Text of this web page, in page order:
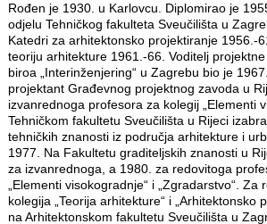
Rođen je 1930. u Karlovcu. Diplomirao je
odjelu Tehničkog fakulteta Sveučilišta u
Katedri za arhitektonsko projektiranje 1956.-
teoriju arhitekture 1961.-66. Voditelj
biroa „Interinženjering“ u Zagrebu bio je
projektant Građevnog projektnog zavoda u
izvanrednoga profesora za kolegij „Elementi
Tehničkom fakultetu Sveučilišta u Rijeci
tehničkih znanosti iz područja arhitekture i
1977. Na Fakultetu graditeljskih znanosti u
za izvanrednoga, a 1980. za redovitoga
„Elementi visokogradnje“ i „Zgradarstvo“.
kolegija „Teorija arhitekture“ i „Arhitektonsko
na Arhitektonskom fakultetu Sveučilišta u